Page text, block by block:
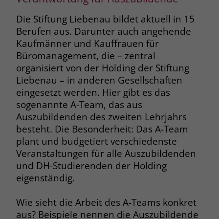
Zukunft abwechslungsreich und
spannend.
Sandra Kasack, Katharina Rief
und Coaching zu einem konkreten
Projekt. Johanna Konzack, Leiterin der
Akademie Schloss Liebenau, bringt
die Ziele auf einen Nenner: „Die
Führungskräfte erfahren eine
Stärkung in ihrer Rolle, bekommen
das notwendige Handwerkszeug für
ihre Leitungsaufgaben und können
Netzwerke knüpfen.“
Die Führungswerkstatt ruht auf drei
Säulen. Zunächst geht es um die
Rollen- und Kompetenzentwicklung
als Leitungskraft. Der zweite
Schwerpunkt nimmt die Identität, das
Handeln und Strategien zur
Zukunftsgestaltung des Verbundes
Die Stiftung Liebenau bildet aktuell in 15
Berufen aus. Darunter auch angehende
Kaufmänner und Kauffrauen für
Büromanagement, die – zentral
organisiert von der Holding der Stiftung
Liebenau – in anderen Gesellschaften
eingesetzt werden. Hier gibt es das
sogenannte A-Team, das aus
Auszubildenden des zweiten Lehrjahrs
besteht. Die Besonderheit: Das A-Team
plant und budgetiert verschiedenste
Veranstaltungen für alle Auszubildenden
und DH-Studierenden der Holding
eigenständig.
Wie sieht die Arbeit des A-Teams konkret
aus? Beispiele nennen die Auszubildende